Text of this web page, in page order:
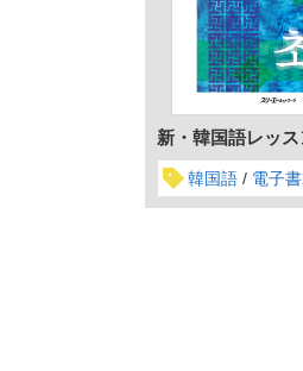
新・韓国語レッ
韓国語 電子